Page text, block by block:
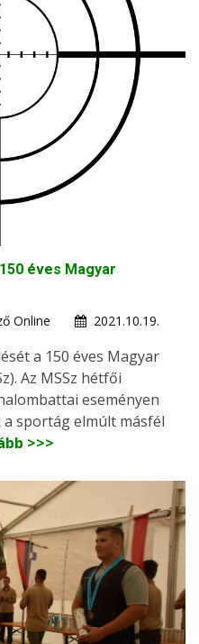
éves Magyar
Online
2021.10.19.
a 150 éves Magyar
Az MSSz hétfői
eseményen
sportág elmúlt másfél
>>>